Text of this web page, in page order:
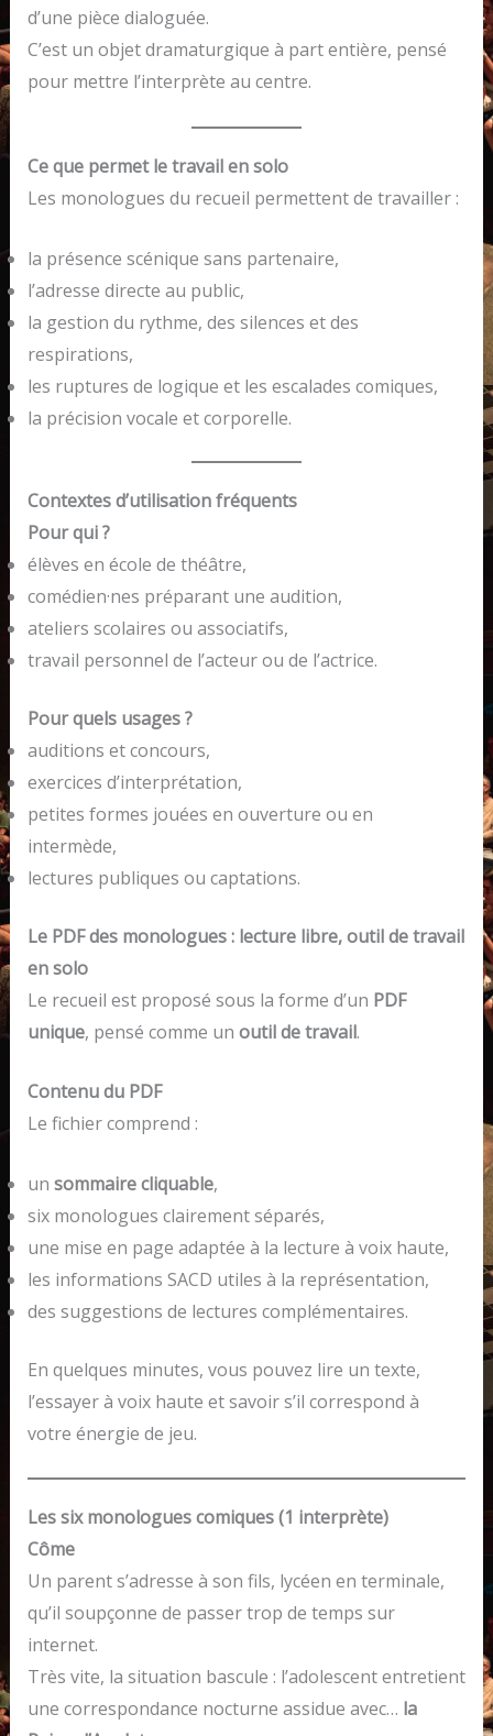
d’une pièce dialoguée.
C’est un objet dramaturgique à part entière, pensé
pour mettre l’interprète au centre.
Ce que permet le travail en solo
Les monologues du recueil permettent de travailler :
la présence scénique sans partenaire,
l’adresse directe au public,
la gestion du rythme, des silences et des
respirations,
les ruptures de logique et les escalades comiques,
la précision vocale et corporelle.
Contextes d’utilisation fréquents
Pour qui ?
élèves en école de théâtre,
comédien·nes préparant une audition,
ateliers scolaires ou associatifs,
travail personnel de l’acteur ou de l’actrice.
Pour quels usages ?
auditions et concours,
exercices d’interprétation,
petites formes jouées en ouverture ou en
intermède,
lectures publiques ou captations.
Le PDF des monologues : lecture libre, outil de travail
en solo
Le recueil est proposé sous la forme d’un PDF
unique, pensé comme un outil de travail.
Contenu du PDF
Le fichier comprend :
un sommaire cliquable,
six monologues clairement séparés,
une mise en page adaptée à la lecture à voix haute,
les informations SACD utiles à la représentation,
des suggestions de lectures complémentaires.
En quelques minutes, vous pouvez lire un texte,
l’essayer à voix haute et savoir s’il correspond à
votre énergie de jeu.
Les six monologues comiques (1 interprète)
Côme
Un parent s’adresse à son fils, lycéen en terminale,
qu’il soupçonne de passer trop de temps sur
internet.
Très vite, la situation bascule : l’adolescent entretient
une correspondance nocturne assidue avec… la